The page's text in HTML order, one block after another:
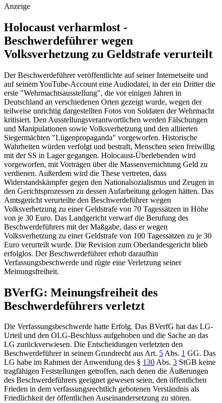
Anzeige
Holocaust verharmlost -
Beschwerdeführer wegen
Volksverhetzung zu Geldstrafe verurteilt
Der Beschwerdeführer veröffentlichte auf seiner Internetseite und
auf seinem YouTube-Account eine Audiodatei, in der ein Dritter die
erste "Wehrmachtsausstellung", die vor einigen Jahren in
Deutschland an verschiedenen Orten gezeigt wurde, wegen der
teilweise unrichtig dargestellten Fotos von Soldaten der Wehrmacht
kritisiert. Den Ausstellungsverantwortlichen werden Fälschungen
und Manipulationen sowie Volksverhetzung und den alliierten
Siegermächten "Lügenpropaganda" vorgeworfen. Historische
Wahrheiten würden verfolgt und bestraft, Menschen seien freiwillig
mit der SS in Lager gegangen. Holocaust-Überlebenden wird
vorgeworfen, mit Vorträgen über die Massenvernichtung Geld zu
verdienen. Außerdem wird die These vertreten, dass
Widerstandskämpfer gegen den Nationalsozialismus und Zeugen in
den Gerichtsprozessen zu dessen Aufarbeitung gelogen hätten. Das
Amtsgericht verurteilte den Beschwerdeführer wegen
Volksverhetzung zu einer Geldstrafe von 70 Tagessätzen in Höhe
von je 30 Euro. Das Landgericht verwarf die Berufung des
Beschwerdeführers mit der Maßgabe, dass er wegen
Volksverhetzung zu einer Geldstrafe von 100 Tagessätzen zu je 30
Euro verurteilt wurde. Die Revision zum Oberlandesgericht blieb
erfolglos. Der Beschwerdeführer erhob daraufhin
Verfassungsbeschwerde und rügte eine Verletzung seiner
Meinungsfreiheit.
BVerfG: Meinungsfreiheit des
Beschwerdeführers verletzt
Die Verfassungsbeschwerde hatte Erfolg. Das BVerfG hat das LG-
Urteil und den OLG-Beschluss aufgehoben und die Sache an das
LG zurückverwiesen. Die Entscheidungen verletzten den
Beschwerdeführer in seinem Grundrecht ausArt. 5Abs. 1 GG. Das
LG habe im Rahmen der Anwendung des § 130Abs. 3 StGB keine
tragfähigen Feststellungen getroffen, nach denen die Äußerungen
des Beschwerdeführers geeignet gewesen seien, den öffentlichen
Frieden in dem verfassungsrechtlich gebotenen Verständnis als
Friedlichkeit der öffentlichen Auseinandersetzung zu stören.